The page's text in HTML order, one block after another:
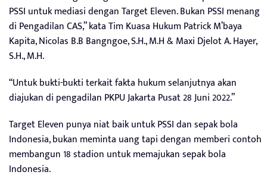
PSSI untuk mediasi dengan Target Eleven. Bukan PSSI menang
di Pengadilan CAS,” kata Tim Kuasa Hukum Patrick M’baya
Kapita, Nicolas B.B Bangngoe, S.H., M.H & Maxi Djelot A. Hayer,
S.H., M.H.
“Untuk bukti-bukti terkait fakta hukum selanjutnya akan
diajukan di pengadilan PKPU Jakarta Pusat 28 Juni 2022.”
Target Eleven punya niat baik untuk PSSI dan sepak bola
Indonesia, bukan meminta uang tapi dengan memberi contoh
membangun 18 stadion untuk memajukan sepak bola
Indonesia.